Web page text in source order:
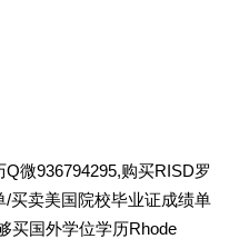
微936794295,购买RISD罗
买卖美国院校毕业证成绩单
买国外学位学历Rhode